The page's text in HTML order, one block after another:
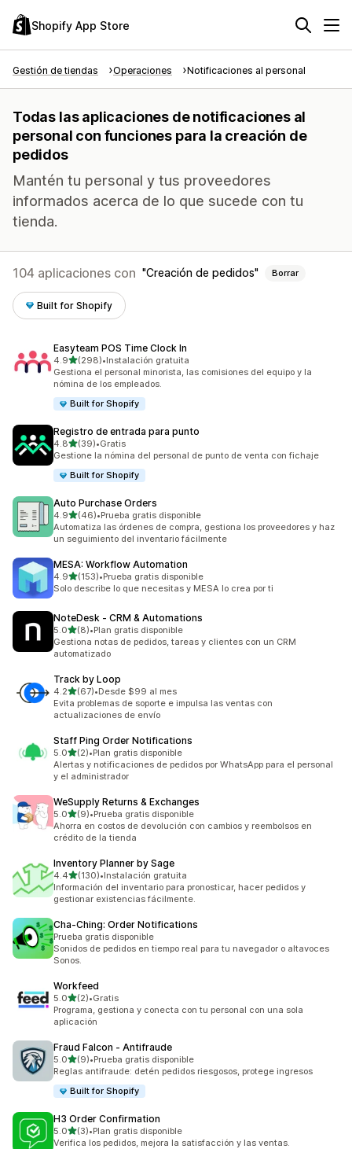
Shopify App Store
Gestión de tiendas Operaciones Notificaciones al personal
Todas las aplicaciones de notificaciones al
personal con funciones para la creación de
pedidos
Mantén tu personal y tus proveedores
informados acerca de lo que sucede con tu
tienda.
104 aplicaciones con Creación de pedidos Borrar
Built for Shopify
Easyteam POS Time Clock In
4.9de 5 estrellas
(298)
298 reseñas en total
•Instalación gratuita
Gestiona el personal minorista, las comisiones del equipo y la
nómina de los empleados.
Built for Shopify
Registro de entrada para punto
4.8de 5 estrellas
(39)
39 reseñas en total
•Gratis
Gestione la nómina del personal de punto de venta con fichaje
Built for Shopify
Auto Purchase Orders
4.9de 5 estrellas
(46)
46 reseñas en total
•Prueba gratis disponible
Automatiza las órdenes de compra, gestiona los proveedores y haz
un seguimiento del inventario fácilmente
MESA: Workflow Automation
4.9de 5 estrellas
(153)
153 reseñas en total
•Prueba gratis disponible
Solo describe lo que necesitas y MESA lo crea por ti
NoteDesk ‑ CRM & Automations
5.0de 5 estrellas
(8)
8 reseñas en total
•Plan gratis disponible
Gestiona notas de pedidos, tareas y clientes con un CRM
automatizado
Track by Loop
4.2de 5 estrellas
(67)
67 reseñas en total
•Desde $99 al mes
Evita problemas de soporte e impulsa las ventas con
actualizaciones de envío
Staff Ping Order Notifications
5.0de 5 estrellas
(2)
2 reseñas en total
•Plan gratis disponible
Alertas y notificaciones de pedidos por WhatsApp para el personal
y el administrador
WeSupply Returns & Exchanges
5.0de 5 estrellas
(9)
9 reseñas en total
•Prueba gratis disponible
Ahorra en costos de devolución con cambios y reembolsos en
crédito de la tienda
Inventory Planner by Sage
4.4de 5 estrellas
(130)
130 reseñas en total
•Instalación gratuita
Información del inventario para pronosticar, hacer pedidos y
gestionar existencias fácilmente.
Cha‑Ching: Order Notifications
Prueba gratis disponible
Sonidos de pedidos en tiempo real para tu navegador o altavoces
Sonos.
Workfeed
5.0de 5 estrellas
(2)
2 reseñas en total
•Gratis
Programa, gestiona y conecta con tu personal con una sola
aplicación
Fraud Falcon ‑ Antifraude
5.0de 5 estrellas
(9)
9 reseñas en total
•Prueba gratis disponible
Reglas antifraude: detén pedidos riesgosos, protege ingresos
Built for Shopify
H3 Order Confirmation
5.0de 5 estrellas
(3)
3 reseñas en total
•Plan gratis disponible
Verifica los pedidos, mejora la satisfacción y las ventas.